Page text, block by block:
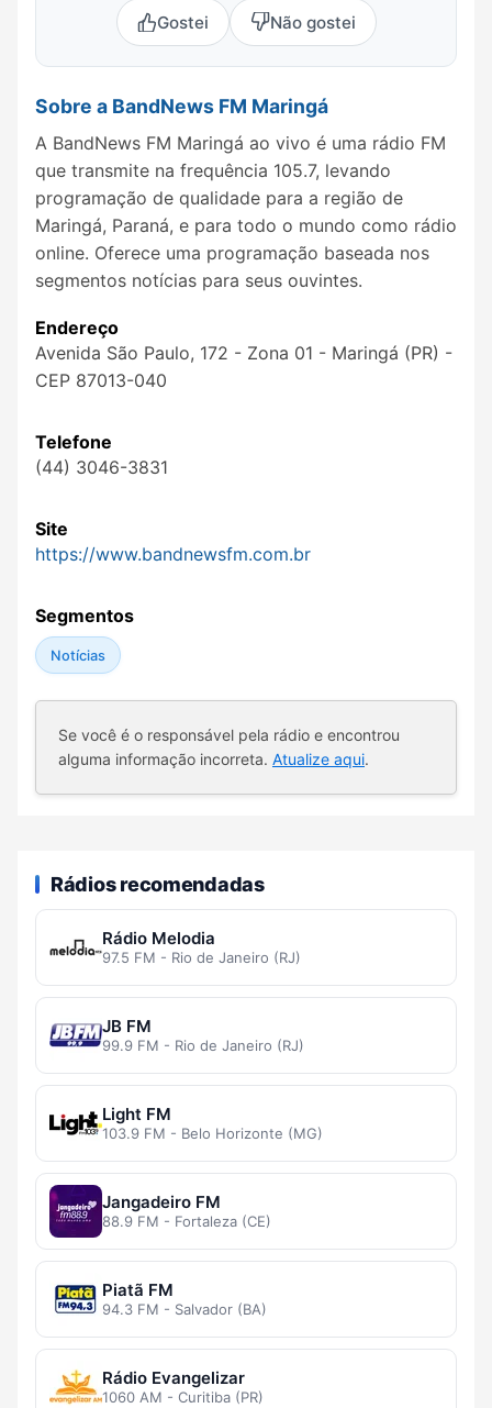
Gostei Não gostei
Sobre a BandNews FM Maringá
A BandNews FM Maringá ao vivo é uma rádio FM
que transmite na frequência 105.7, levando
programação de qualidade para a região de
Maringá, Paraná, e para todo o mundo como rádio
online. Oferece uma programação baseada nos
segmentos notícias para seus ouvintes.
Endereço
Avenida São Paulo, 172 - Zona 01 - Maringá (PR) -
CEP 87013-040
Telefone
(44) 3046-3831
Site
https://www.bandnewsfm.com.br
Segmentos
Notícias
Se você é o responsável pela rádio e encontrou
alguma informação incorreta. Atualize aqui.
Rádios recomendadas
Rádio Melodia
97.5 FM - Rio de Janeiro (RJ)
JB FM
99.9 FM - Rio de Janeiro (RJ)
Light FM
103.9 FM - Belo Horizonte (MG)
Jangadeiro FM
88.9 FM - Fortaleza (CE)
Piatã FM
94.3 FM - Salvador (BA)
Rádio Evangelizar
1060 AM - Curitiba (PR)